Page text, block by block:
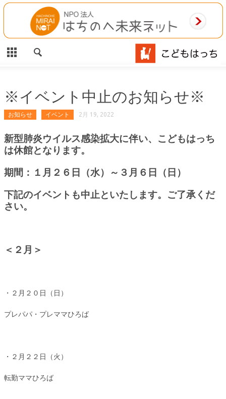
CLOSE
HOME
相談事業
MAP
※イベント中止のお知らせ※
お知らせ イベント 2月 19, 2022
新型肺炎ウイルス感染拡大に伴い、こどもはっち
は休館となります。
期間：１月２６日（水）～３ 月６日（日）
下記のイベントも中止といたします。ご了承くだ
さい。
＜２月＞
・２月２０日（日）
プレパパ・プレママひろば
・２月２２日（火）
転勤ママひろば